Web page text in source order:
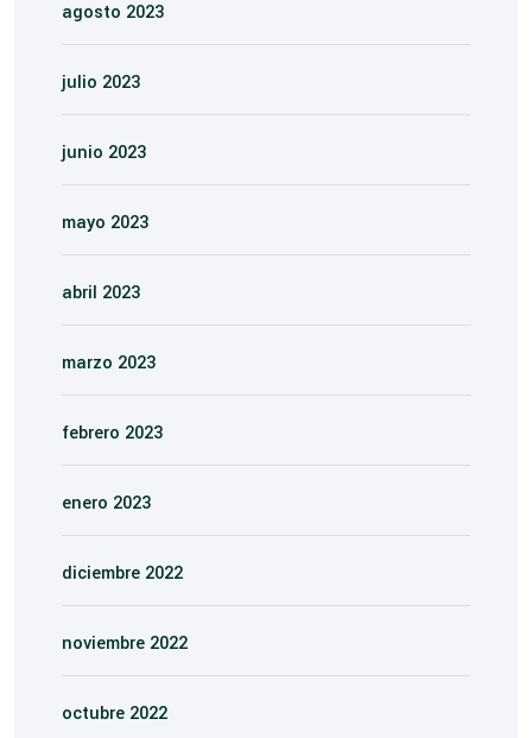
agosto 2023
julio 2023
junio 2023
mayo 2023
abril 2023
marzo 2023
febrero 2023
enero 2023
diciembre 2022
noviembre 2022
octubre 2022